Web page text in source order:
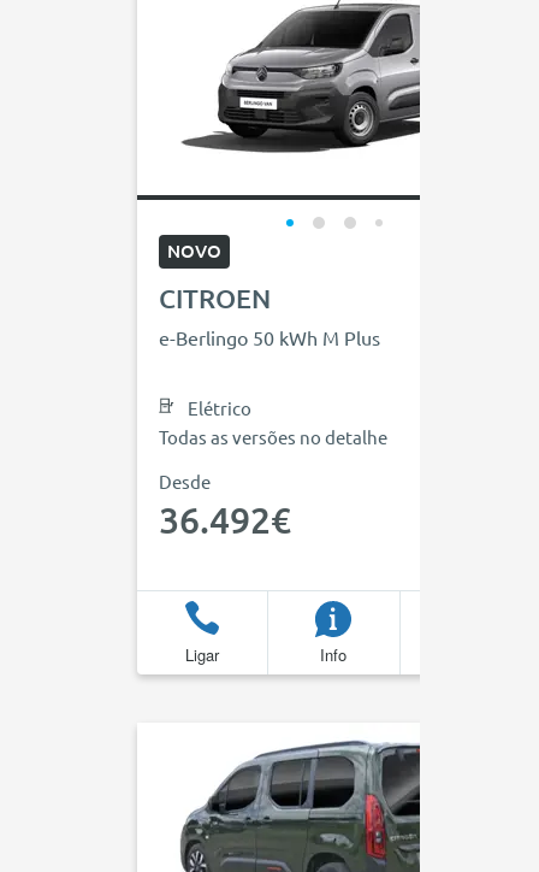
NOVO
CITROEN
e-Berlingo 50 kWh M Plus
Elétrico
Todas as versões no detalhe
Desde
36.492€
Ligar Info